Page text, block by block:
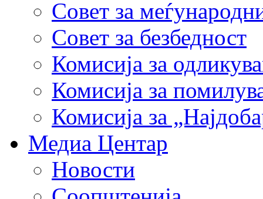
Совет за
Совет за безбедност
Комисија за
Комисија за
Комисија за
Медиа Центар
Новости